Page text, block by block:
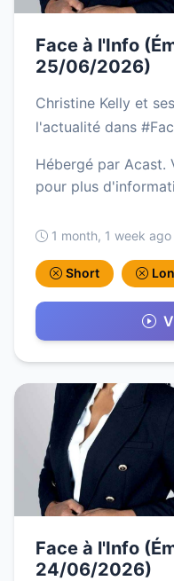
Face à l'Info
25/06/2026)
Christine Kelly et
l'actualité dans
Hébergé par Acast.
pour plus
1 month, 1 week ago
Short
Face à l'Info
24/06/2026)